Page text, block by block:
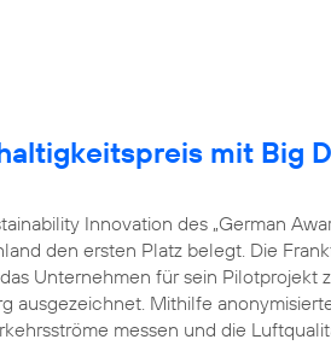
mit Big
Innovation des „German
den ersten Platz belegt. Die
Unternehmen für sein Pilotprojekt
ausgezeichnet. Mithilfe
messen und die